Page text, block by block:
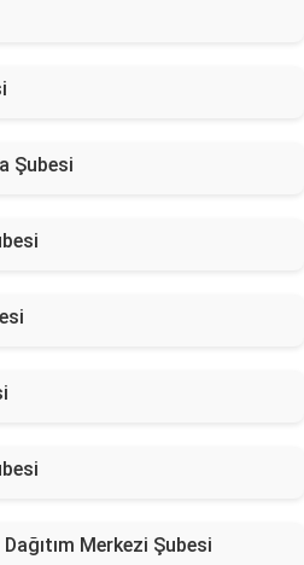
Şubesi
Merkezi Şubesi